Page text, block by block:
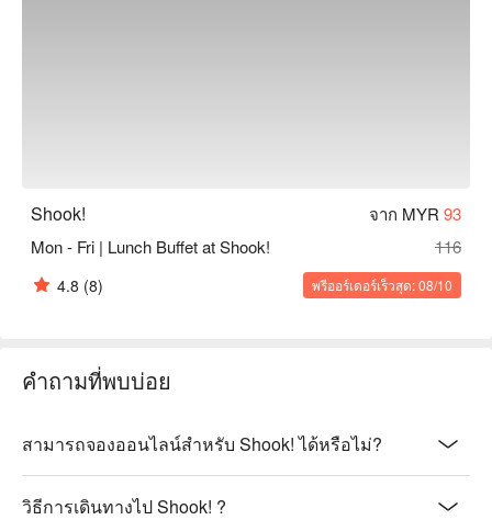
Shook! จาก MYR 93
Mon - Fri | Lunch Buffet at Shook!
116
4.8 (8) พรีออร์เดอร์เร็วสุด: 08/10
คำถามที่พบบ่อย
สามารถจองออนไลน์สำหรับ Shook! ได้หรือไม่?
วิธีการเดินทางไป Shook! ?